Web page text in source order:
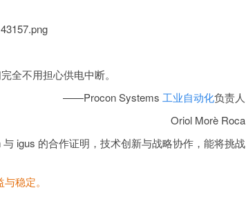
不用担心供电中断。
——Procon Systems 工业自动化负责人
Oriol Morè Roca
igus 的合作证明，技术创新与战略协作，能将挑战
稳定。